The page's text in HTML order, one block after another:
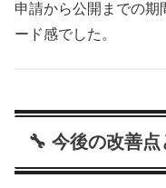
申請から公開までの期
ード感でした。
🔧 今後の改善点